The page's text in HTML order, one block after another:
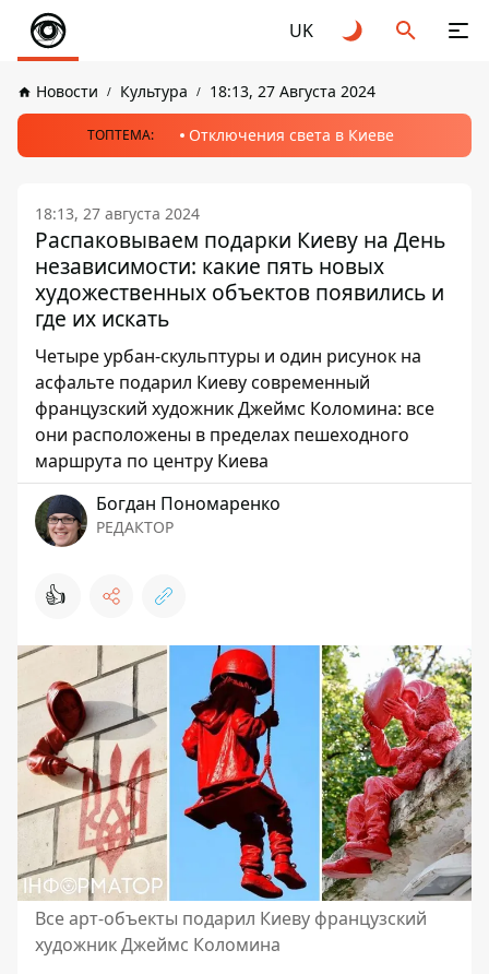
UK
Новости Культура 18:13, 27 Августа 2024
ТОПТЕМА: Отключения света в Киеве
18:13, 27 августа 2024
Распаковываем подарки Киеву на День
независимости: какие пять новых
художественных объектов появились и
где их искать
Четыре урбан-скульптуры и один рисунок на
асфальте подарил Киеву современный
французский художник Джеймс Коломина: все
они расположены в пределах пешеходного
маршрута по центру Киева
Богдан Пономаренко
РЕДАКТОР
👍
Все арт-объекты подарил Киеву французский
художник Джеймс Коломина